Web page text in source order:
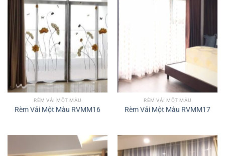
RÈM VẢI MỘT MÀU
Rèm Vải Một Màu RVMM16
RÈM VẢI MỘT MÀU
Rèm Vải Một Màu RVMM17